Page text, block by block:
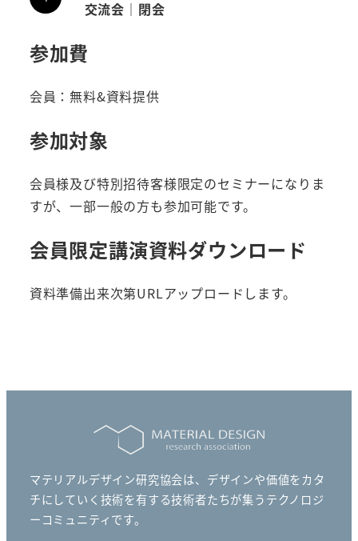
交流会｜閉会
参加費
会員：無料&資料提供
参加対象
会員様及び特別招待客様限定のセミナーになりま
すが、一部一般の方も参加可能です。
会員限定講演資料ダウンロード
資料準備出来次第URLアップロードします。
マテリアルデザイン研究協会は、デザインや価値をカタ
チにしていく技術を有する技術者たちが集うテクノロジ
ーコミュニティです。